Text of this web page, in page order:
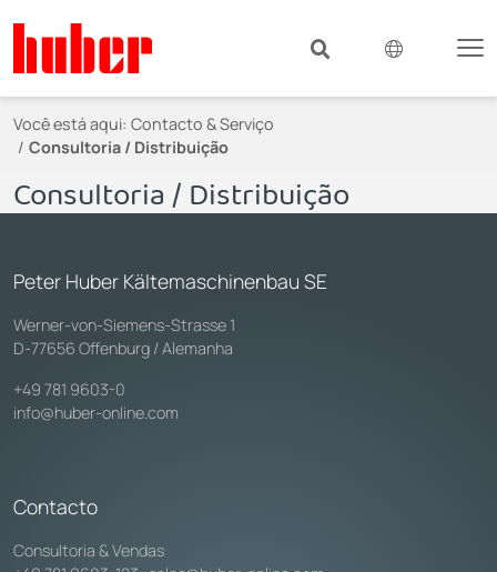
Você está aqui: Contacto & Serviço
Consultoria / Distribuição
Consultoria / Distribuição
Peter Huber Kältemaschinenbau SE
Werner-von-Siemens-Strasse 1
D-77656 Offenburg / Alemanha
+49 781 9603-0
info@huber-online.com
Contacto
Consultoria & Vendas